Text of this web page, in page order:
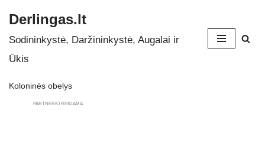
Skip
to
Derlingas.lt
Sodininkystė, Daržininkystė, Augalai ir
Ūkis
Koloninės obelys
PARTNERIO REKLAMA